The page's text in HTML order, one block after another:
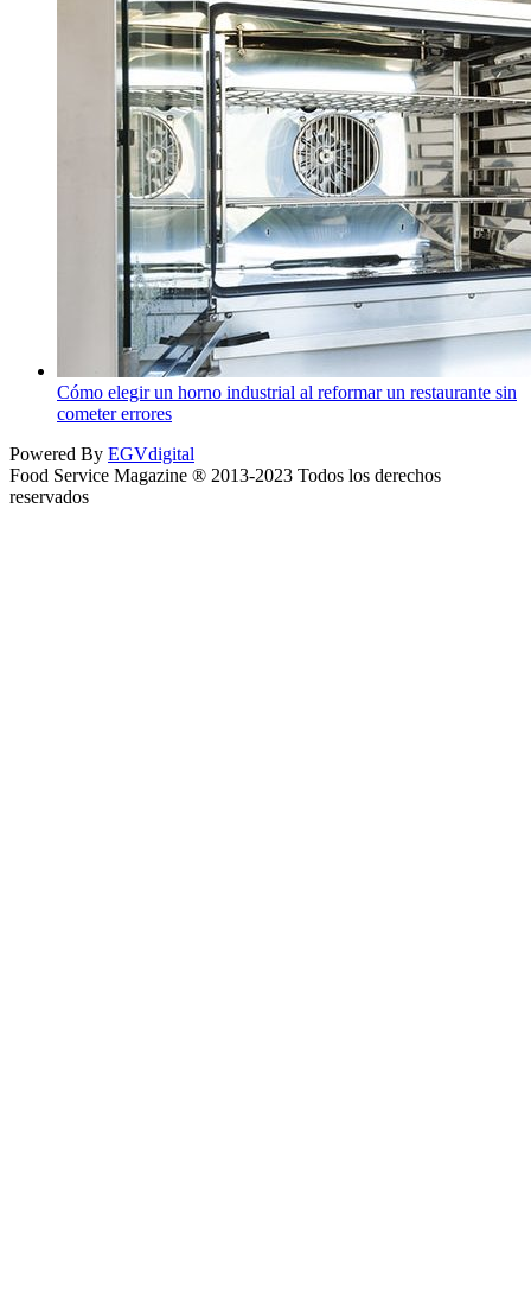
Cómo elegir un horno industrial al reformar un restaurante sin
cometer errores
Powered By EGVdigital
Food Service Magazine ® 2013-2023 Todos los derechos
reservados